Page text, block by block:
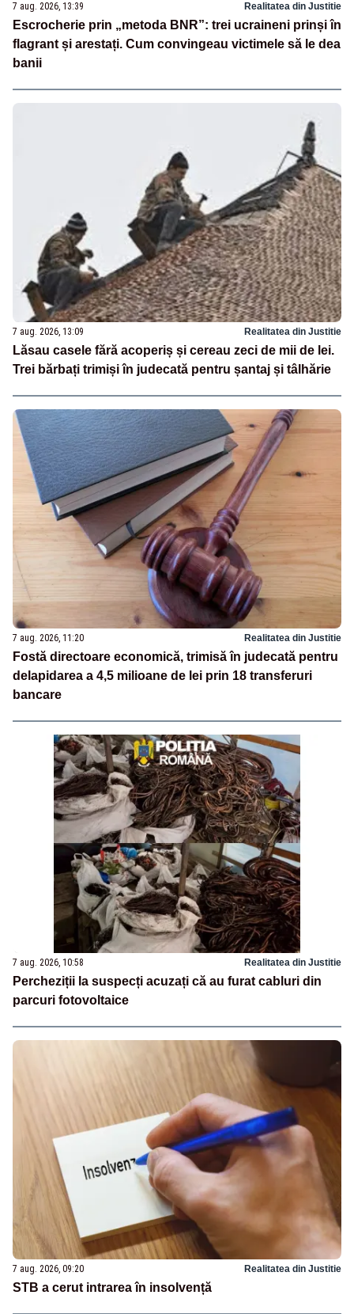
7 aug. 2026, 13:39 Realitatea din Justitie
Escrocherie prin „metoda BNR”: trei ucraineni prinși în
flagrant și arestați. Cum convingeau victimele să le dea
banii
7 aug. 2026, 13:09 Realitatea din Justitie
Lăsau casele fără acoperiș și cereau zeci de mii de lei.
Trei bărbați trimiși în judecată pentru șantaj și tâlhărie
7 aug. 2026, 11:20 Realitatea din Justitie
Fostă directoare economică, trimisă în judecată pentru
delapidarea a 4,5 milioane de lei prin 18 transferuri
bancare
7 aug. 2026, 10:58 Realitatea din Justitie
Percheziții la suspecți acuzați că au furat cabluri din
parcuri fotovoltaice
7 aug. 2026, 09:20 Realitatea din Justitie
STB a cerut intrarea în insolvență